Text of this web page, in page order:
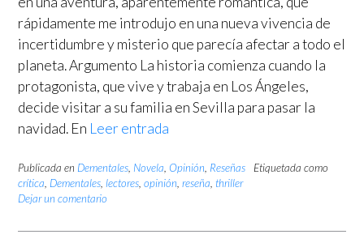
rápidamente me introdujo en una nueva vivencia de
incertidumbre y misterio que parecía afectar a todo el
planeta. Argumento La historia comienza cuando la
protagonista, que vive y trabaja en Los Ángeles,
decide visitar a su familia en Sevilla para pasar la
navidad. En Leer entrada
Publicada en Dementales Novela Opinión Reseñas
Etiquetada como
crítica Dementales lectores opinión reseña thriller
Dejar un comentario